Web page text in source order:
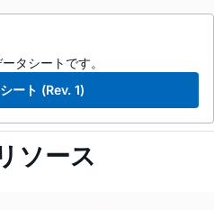
タシートです。
ート (Rev. 1)
ソース